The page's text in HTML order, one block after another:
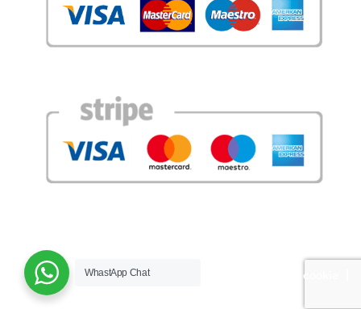
Avviso legale
Termini e condizioni
Politica sui cookie
WhastApp Chat